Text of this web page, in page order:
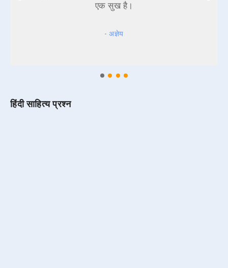
एक सुख है।
- अज्ञेय
हिंदी साहित्य प्रश्न